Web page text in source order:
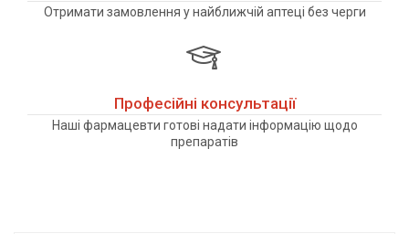
Отримати замовлення у найближчій аптеці без черги
Професійні консультації
Наші фармацевти готові надати інформацію щодо
препаратів